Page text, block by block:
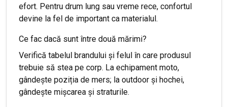
efort. Pentru drum lung sau vreme rece, confortul
devine la fel de important ca materialul.
Ce fac dacă sunt între două mărimi?
Verifică tabelul brandului și felul în care produsul
trebuie să stea pe corp. La echipament moto,
gândește poziția de mers; la outdoor și hochei,
gândește mișcarea și straturile.